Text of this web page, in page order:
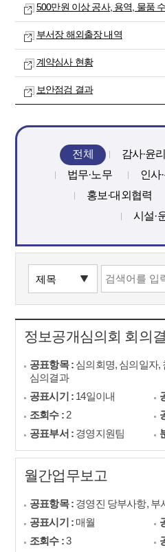
500만원 이상 공사, 용역, 물품
부서장 해외출장 내역
계약심사 현황
보안점검 결과
전체 감사·윤리
법무·노무
인사
홍보·대외협력
시설·
정보공개심의회 회의
공표항목 : 심의회명, 심의일자,
심의결과
공표시기 : 14일이내
조회수 : 2
공표부서 : 경영지원팀
월간업무보고
공표항목 : 경영진 당부사항, 부
공표시기 : 매월
조회수 :3